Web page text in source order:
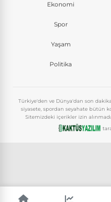
Ekonomi
Spor
Yaşam
Politika
Türkiye'den ve Dünya'dan son
siyasete, spordan seyahate bütün
Sitemizdeki içerikler izin